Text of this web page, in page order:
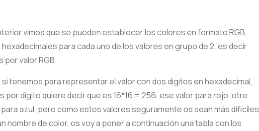
vimos que se pueden establecer los colores en formato RGB,
para cada uno de los valores en grupo de 2, es decir
valor RGB.
tenemos para representar el valor con dos digitos en hexadecimal,
por dígito quiere decir que es 16*16 = 256, ese valor para rojo, otro
azul, pero como estos valores seguramente os sean más dificiles
nombre de color, os voy a poner a continuación una tabla con los